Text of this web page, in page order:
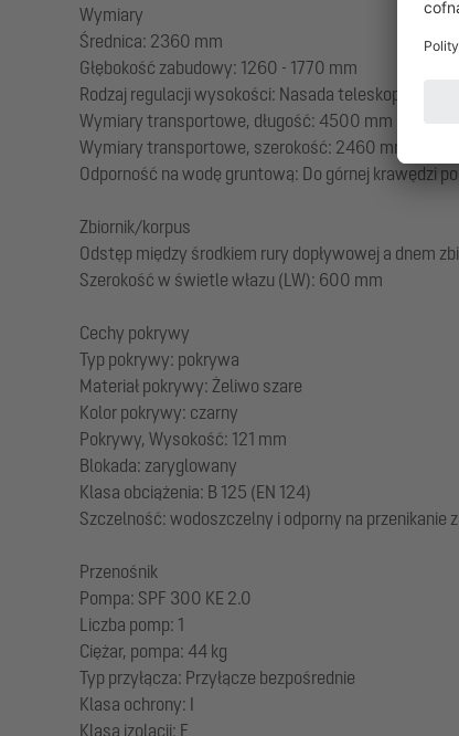
Wymiary
Średnica: 2360 mm
Głębokość zabudowy: 1260 - 1770 mm
Rodzaj regulacji wysokości: Nasada teleskopowa,
Wymiary transportowe, długość: 4500 mm
Wymiary transportowe, szerokość: 2460 mm
Odporność na wodę gruntową: Do górnej krawędzi
Zbiornik/korpus
Odstęp między środkiem rury dopływowej a dnem
Szerokość w świetle włazu (LW): 600 mm
Cechy pokrywy
Typ pokrywy: pokrywa
Materiał pokrywy: Żeliwo szare
Kolor pokrywy: czarny
Pokrywy, Wysokość: 121 mm
Blokada: zaryglowany
Klasa obciążenia: B 125 (EN 124)
Szczelność: wodoszczelny i odporny na przenikanie
Przenośnik
Pompa: SPF 300 KE 2.0
Liczba pomp: 1
Ciężar, pompa: 44 kg
Typ przyłącza: Przyłącze bezpośrednie
Klasa ochrony: I
Klasa izolacji: F